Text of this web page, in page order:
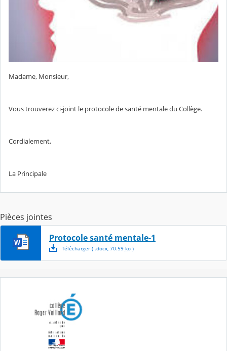
Madame, Monsieur,
Vous trouverez ci-joint le protocole de santé mentale du Collège.
Cordialement,
La Principale
Pièces jointes
Protocole santé mentale-1
Télécharger( .docx, 70.59 ko)